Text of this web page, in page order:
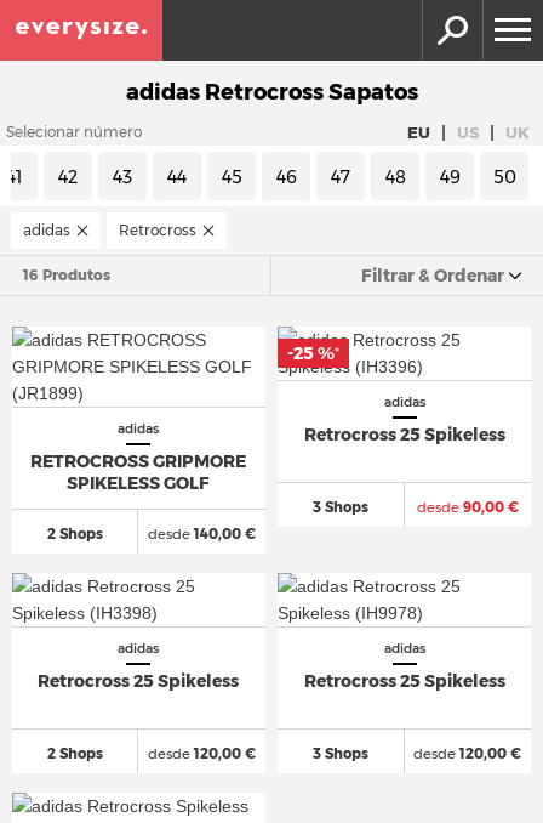
adidas Retrocross Sapatos
Selecionar número EU | US | UK
41 42 43 44 45 46 47 48 49 50
adidas Retrocross
16 Produtos Filtrar & Ordenar
adidas
RETROCROSS GRIPMORE
SPIKELESS GOLF
2 Shops desde140,00 €
adidas
Retrocross 25 Spikeless
3 Shops desde90,00 €
-25 %*
adidas
Retrocross 25 Spikeless
2 Shops desde120,00 €
adidas
Retrocross 25 Spikeless
3 Shops desde120,00 €